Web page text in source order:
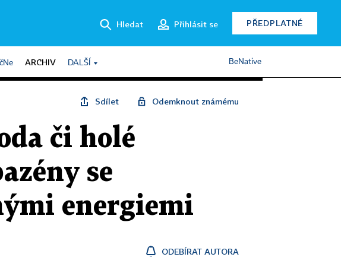
Hledat Přihlásit se PŘEDPLATNÉ
ARCHIV DALŠÍ BeNative
Sdílet Odemknout známému
či holé
se
energiemi
ODEBÍRAT AUTORA